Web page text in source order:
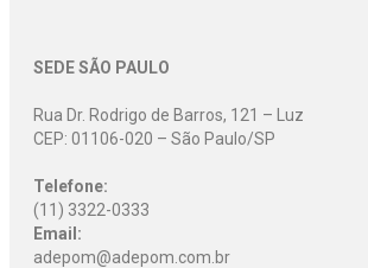
SEDE SÃO PAULO
Rua Dr. Rodrigo de Barros, 121 – Luz
CEP: 01106-020 – São Paulo/SP
Telefone:
(11) 3322-0333
Email:
adepom@adepom.com.br